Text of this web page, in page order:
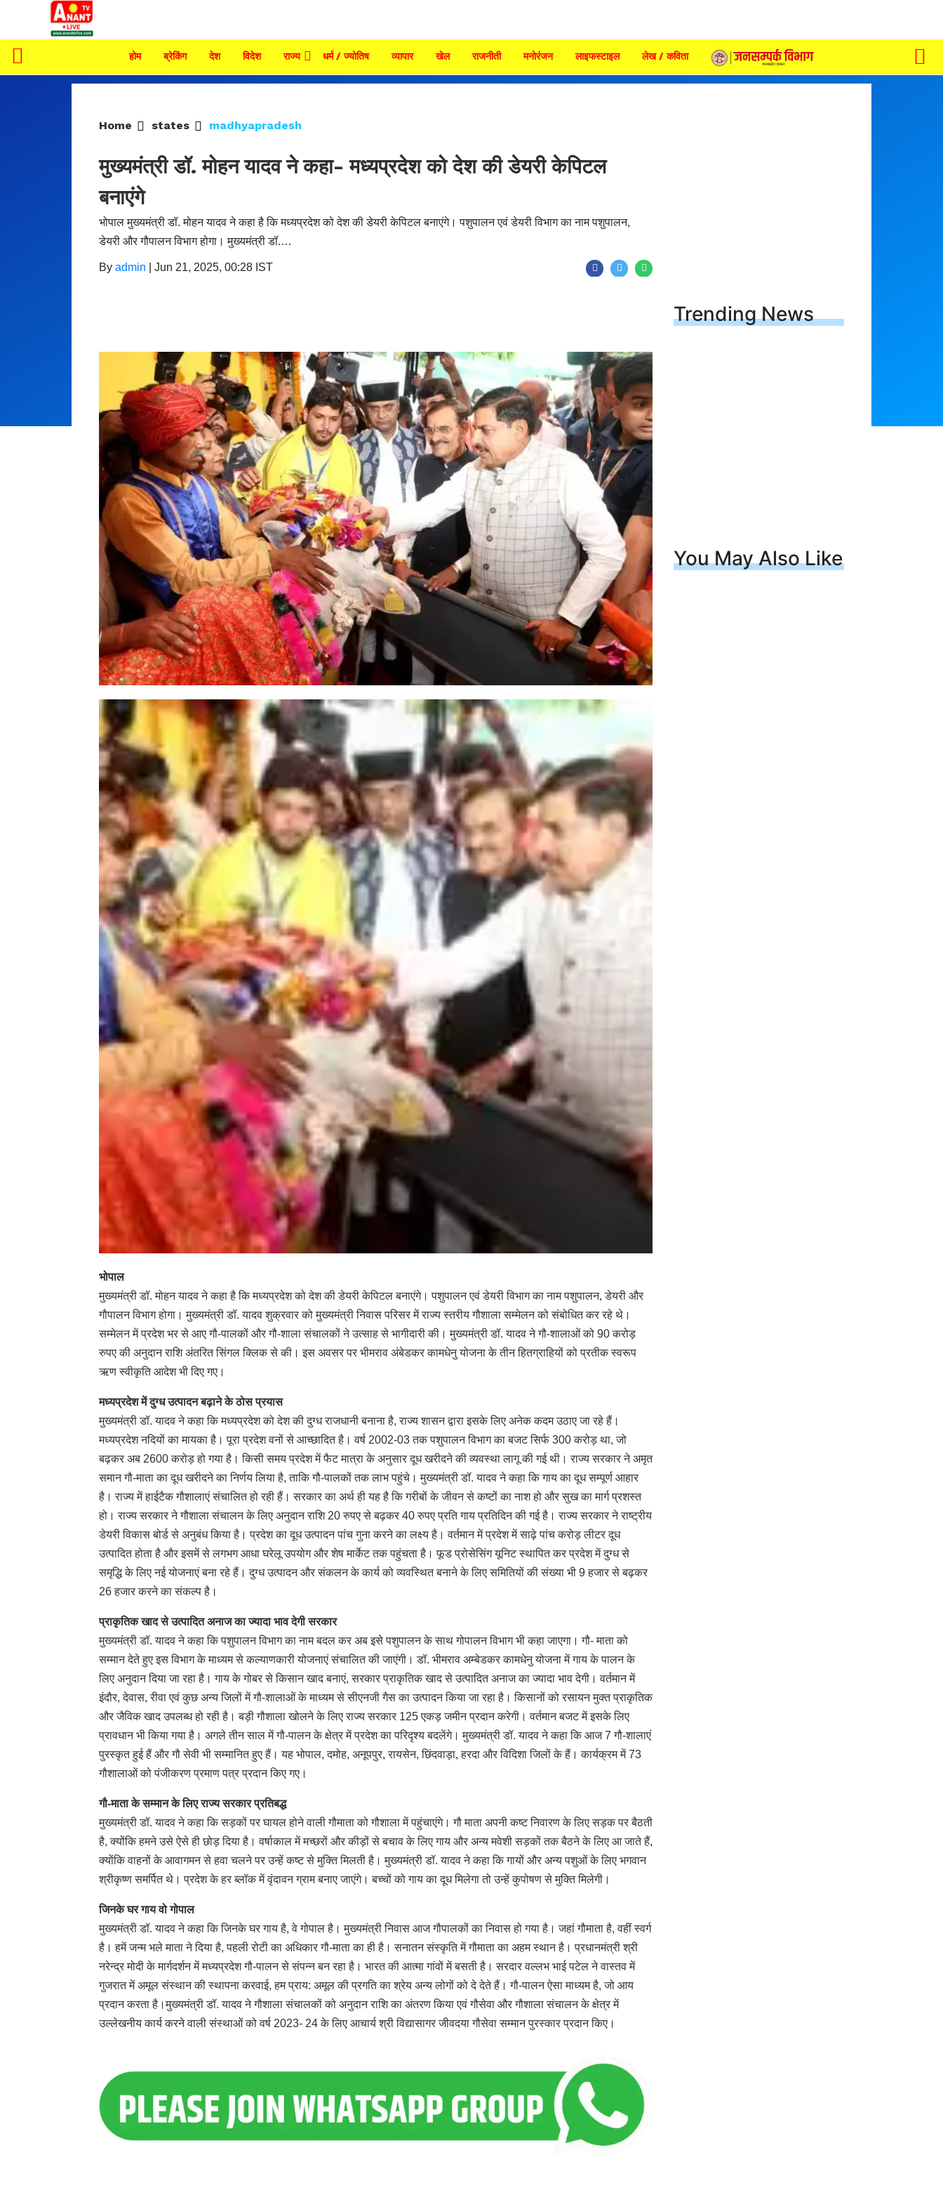
होम ब्रेकिंग देश विदेश राज्य धर्म / ज्योतिष व्यापार खेल राजनीती मनोरंजन लाइफस्टाइल लेख / कविता
Home states madhyapradesh
मुख्यमंत्री डॉ. मोहन यादव ने कहा- मध्यप्रदेश को देश की डेयरी केपिटल
बनाएंगे
भोपाल मुख्यमंत्री डॉ. मोहन यादव ने कहा है कि मध्यप्रदेश को देश की डेयरी केपिटल बनाएंगे। पशुपालन एवं डेयरी विभाग का नाम पशुपालन,
डेयरी और गौपालन विभाग होगा। मुख्यमंत्री डॉ.…
By admin Jun 21, 2025, 00:28 IST
भोपाल
मुख्यमंत्री डॉ. मोहन यादव ने कहा है कि मध्यप्रदेश को देश की डेयरी केपिटल बनाएंगे। पशुपालन एवं डेयरी विभाग का नाम पशुपालन, डेयरी और
गौपालन विभाग होगा। मुख्यमंत्री डॉ. यादव शुक्रवार को मुख्यमंत्री निवास परिसर में राज्य स्तरीय गौशाला सम्मेलन को संबोधित कर रहे थे।
सम्मेलन में प्रदेश भर से आए गौ-पालकों और गौ-शाला संचालकों ने उत्साह से भागीदारी की। मुख्यमंत्री डॉ. यादव ने गौ-शालाओं को 90 करोड़
रुपए की अनुदान राशि अंतरित सिंगल क्लिक से की। इस अवसर पर भीमराव अंबेडकर कामधेनु योजना के तीन हितग्राहियों को प्रतीक स्वरूप
ऋण स्वीकृति आदेश भी दिए गए।
मध्यप्रदेश में दुग्ध उत्पादन बढ़ाने के ठोस प्रयास
मुख्यमंत्री डॉ. यादव ने कहा कि मध्यप्रदेश को देश की दुग्ध राजधानी बनाना है, राज्य शासन द्वारा इसके लिए अनेक कदम उठाए जा रहे हैं।
मध्यप्रदेश नदियों का मायका है। पूरा प्रदेश वनों से आच्छादित है। वर्ष 2002-03 तक पशुपालन विभाग का बजट सिर्फ 300 करोड़ था, जो
बढ़कर अब 2600 करोड़ हो गया है। किसी समय प्रदेश में फैट मात्रा के अनुसार दूध खरीदने की व्यवस्था लागू की गई थी। राज्य सरकार ने अमृत
समान गौ-माता का दूध खरीदने का निर्णय लिया है, ताकि गौ-पालकों तक लाभ पहुंचे। मुख्यमंत्री डॉ. यादव ने कहा कि गाय का दूध सम्पूर्ण आहार
है। राज्य में हाईटैक गौशालाएं संचालित हो रही हैं। सरकार का अर्थ ही यह है कि गरीबों के जीवन से कष्टों का नाश हो और सुख का मार्ग प्रशस्त
हो। राज्य सरकार ने गौशाला संचालन के लिए अनुदान राशि 20 रुपए से बढ़कर 40 रुपए प्रति गाय प्रतिदिन की गई है। राज्य सरकार ने राष्ट्रीय
डेयरी विकास बोर्ड से अनुबंध किया है। प्रदेश का दूध उत्पादन पांच गुना करने का लक्ष्य है। वर्तमान में प्रदेश में साढ़े पांच करोड़ लीटर दूध
उत्पादित होता है और इसमें से लगभग आधा घरेलू उपयोग और शेष मार्केट तक पहुंचता है। फूड प्रोसेसिंग यूनिट स्थापित कर प्रदेश में दुग्ध से
समृद्धि के लिए नई योजनाएं बना रहे हैं। दुग्ध उत्पादन और संकलन के कार्य को व्यवस्थित बनाने के लिए समितियों की संख्या भी 9 हजार से बढ़कर
26 हजार करने का संकल्प है।
प्राकृतिक खाद से उत्पादित अनाज का ज्यादा भाव देगी सरकार
मुख्यमंत्री डॉ. यादव ने कहा कि पशुपालन विभाग का नाम बदल कर अब इसे पशुपालन के साथ गोपालन विभाग भी कहा जाएगा। गौ- माता को
सम्मान देते हुए इस विभाग के माध्यम से कल्याणकारी योजनाएं संचालित की जाएंगी। डॉ. भीमराव अम्बेडकर कामधेनु योजना में गाय के पालन के
लिए अनुदान दिया जा रहा है। गाय के गोबर से किसान खाद बनाएं, सरकार प्राकृतिक खाद से उत्पादित अनाज का ज्यादा भाव देगी। वर्तमान में
इंदौर, देवास, रीवा एवं कुछ अन्य जिलों में गौ-शालाओं के माध्यम से सीएनजी गैस का उत्पादन किया जा रहा है। किसानों को रसायन मुक्त प्राकृतिक
और जैविक खाद उपलब्ध हो रही है। बड़ी गौशाला खोलने के लिए राज्य सरकार 125 एकड़ जमीन प्रदान करेगी। वर्तमान बजट में इसके लिए
प्रावधान भी किया गया है। अगले तीन साल में गौ-पालन के क्षेत्र में प्रदेश का परिदृश्य बदलेंगे। मुख्यमंत्री डॉ. यादव ने कहा कि आज 7 गौ-शालाएं
पुरस्कृत हुई हैं और गौ सेवी भी सम्मानित हुए हैं। यह भोपाल, दमोह, अनूपपुर, रायसेन, छिंदवाड़ा, हरदा और विदिशा जिलों के हैं। कार्यक्रम में 73
गौशालाओं को पंजीकरण प्रमाण पत्र प्रदान किए गए।
गौ-माता के सम्मान के लिए राज्य सरकार प्रतिबद्ध
मुख्यमंत्री डॉ. यादव ने कहा कि सड़कों पर घायल होने वाली गौमाता को गौशाला में पहुंचाएंगे। गौ माता अपनी कष्ट निवारण के लिए सड़क पर बैठती
है, क्योंकि हमने उसे ऐसे ही छोड़ दिया है। वर्षाकाल में मच्छरों और कीड़ों से बचाव के लिए गाय और अन्य मवेशी सड़कों तक बैठने के लिए आ जाते हैं,
क्योंकि वाहनों के आवागमन से हवा चलने पर उन्हें कष्ट से मुक्ति मिलती है। मुख्यमंत्री डॉ. यादव ने कहा कि गायों और अन्य पशुओं के लिए भगवान
श्रीकृष्ण समर्पित थे। प्रदेश के हर ब्लॉक में वृंदावन ग्राम बनाए जाएंगे। बच्चों को गाय का दूध मिलेगा तो उन्हें कुपोषण से मुक्ति मिलेगी।
जिनके घर गाय वो गोपाल
मुख्यमंत्री डॉ. यादव ने कहा कि जिनके घर गाय है, वे गोपाल है। मुख्यमंत्री निवास आज गौपालकों का निवास हो गया है। जहां गौमाता है, वहीं स्वर्ग
है। हमें जन्म भले माता ने दिया है, पहली रोटी का अधिकार गौ-माता का ही है। सनातन संस्कृति में गौमाता का अहम स्थान है। प्रधानमंत्री श्री
नरेन्द्र मोदी के मार्गदर्शन में मध्यप्रदेश गौ-पालन से संपन्न बन रहा है। भारत की आत्मा गांवों में बसती है। सरदार वल्लभ भाई पटेल ने वास्तव में
गुजरात में अमूल संस्थान की स्थापना करवाई, हम प्राय: अमूल की प्रगति का श्रेय अन्य लोगों को दे देते हैं। गौ-पालन ऐसा माध्यम है, जो आय
प्रदान करता है।मुख्यमंत्री डॉ. यादव ने गौशाला संचालकों को अनुदान राशि का अंतरण किया एवं गौसेवा और गौशाला संचालन के क्षेत्र में
उल्लेखनीय कार्य करने वाली संस्थाओं को वर्ष 2023- 24 के लिए आचार्य श्री विद्यासागर जीवदया गौसेवा सम्मान पुरस्कार प्रदान किए।
Trending News
You May Also Like